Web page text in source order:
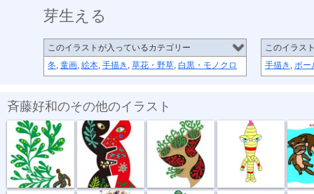
芽生える
このイラストが入っているカテゴリー
冬, 童画, 絵本, 手描き , 草花・野草, 白黒・モノクロ
このイラス
手描き , ボー
斉藤好和のその他のイラスト
植物のチカラ 組み合わせ 植木鉢
どう、このポ... おいしい匂い 新しい種 坂道登れば 遠泳